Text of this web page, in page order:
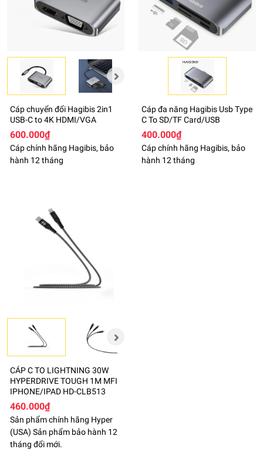
Cáp chuyển đổi Hagibis 2in1
USB-C to 4K HDMI/VGA
600.000₫
Cáp chính hãng Hagibis, bảo
hành 12 tháng
Cáp đa năng Hagibis Usb Type
C To SD/TF Card/USB
400.000₫
Cáp chính hãng Hagibis, bảo
hành 12 tháng
CÁP C TO LIGHTNING 30W
HYPERDRIVE TOUGH 1M MFI
IPHONE/IPAD HD-CLB513
460.000₫
Sản phẩm chính hãng Hyper
(USA) Sản phẩm bảo hành 12
tháng đổi mới.